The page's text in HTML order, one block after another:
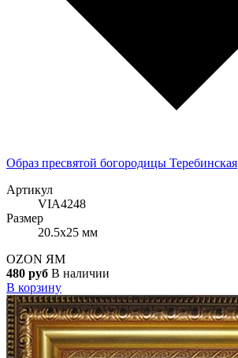
Образ пресвятой богородицы Теребинская
Артикул
VIA4248
Размер
20.5x25 мм
OZON ЯМ
480 руб В наличии
В корзину